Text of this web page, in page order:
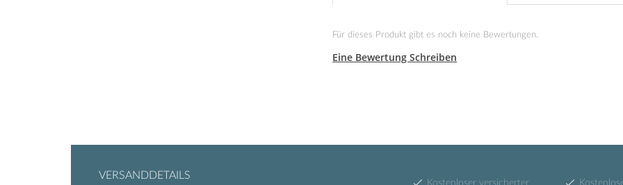
Für dieses Produkt gibt es noch keine Bewertungen.
Eine Bewertung Schreiben
VERSANDDETAILS
Kostenloser versicherter